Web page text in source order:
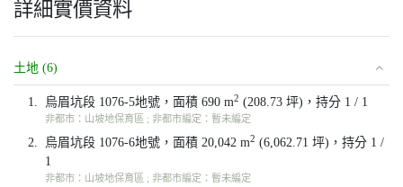
詳細實價資料
土地 (6)
1. 烏眉坑段 1076-5地號，面積 690 m2 (208.73 坪)，持分 1 / 1
非都市：山坡地保育區 ; 非都市編定：暫未編定
2. 烏眉坑段 1076-6地號，面積 20,042 m2 (6,062.71 坪)，持分 1 /
1
非都市：山坡地保育區 ; 非都市編定：暫未編定